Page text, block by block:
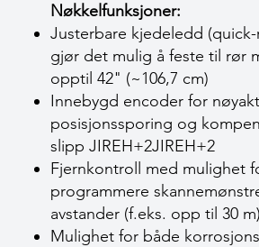
Nøkkelfunksjoner:
Justerbare kjedeledd (quick-
gjør det mulig å feste til rør
opptil 42" (~106,7 cm)
Innebygd encoder for
posisjonssporing og
slipp JIREH+2JIREH+2
Fjernkontroll med mulighet
programmere
avstander (f.eks. opp til 30 m)
Mulighet for både